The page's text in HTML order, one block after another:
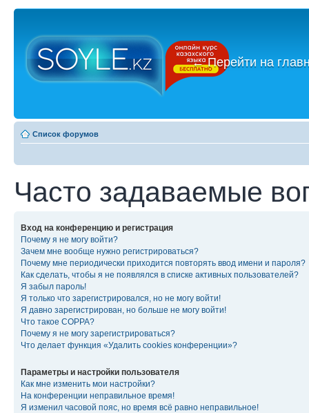
←Перейти на
Список форумов
Часто задаваемые
Вход на конференцию и регистрация
Почему я не могу войти?
Зачем мне вообще нужно регистрироваться?
Почему мне периодически приходится повторять ввод имени и пароля?
Как сделать, чтобы я не появлялся в списке активных пользователей?
Я забыл пароль!
Я только что зарегистрировался, но не могу войти!
Я давно зарегистрирован, но больше не могу войти!
Что такое COPPA?
Почему я не могу зарегистрироваться?
Что делает функция «Удалить cookies конференции»?
Параметры и настройки пользователя
Как мне изменить мои настройки?
На конференции неправильное время!
Я изменил часовой пояс, но время всё равно неправильное!